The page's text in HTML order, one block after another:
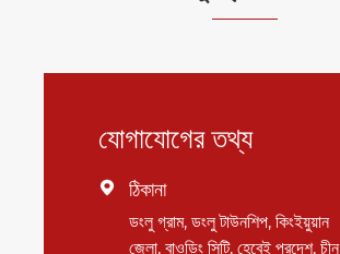
যোগাযোগের তথ্য
 ঠিকানা
ডংলু গ্রাম, ডংলু টাউনশিপ, কিংইয়ুয়ান
জেলা, বাওডিং সিটি, হেবেই প্রদেশ, চীন